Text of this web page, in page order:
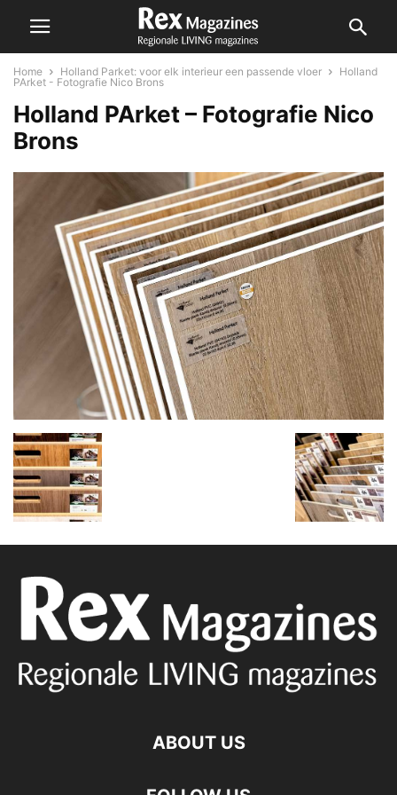
Home Holland Parket: voor elk interieur een passende vloer
Holland
PArket - Fotografie Nico Brons
Holland PArket – Fotografie Nico
Brons
ABOUT US